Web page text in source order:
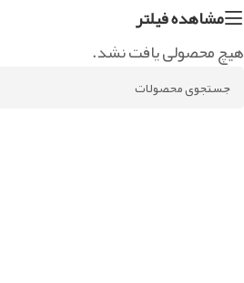
مشاهده فیلتر
هیچ محصولی یافت نشد.